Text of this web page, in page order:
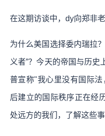
在这期访谈中，dy向郑非
为什么美国选择委内瑞拉
义者”？今天的帝国与历史
普宣称"我心里没有国际
后建立的国际秩序正在经
处远方的我们，了解这些